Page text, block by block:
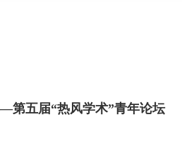
第五届“热风学术”青年论坛